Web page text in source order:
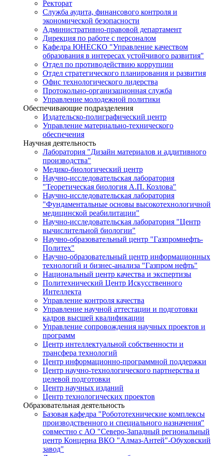
Ректорат
Служба аудита, финансового контроля и
экономической безопасности
Административно-правовой департамент
Дирекция по работе с персоналом
Кафедра ЮНЕСКО "Управление качеством
образования в интересах устойчивого развития"
Отдел по противодействию коррупции
Отдел стратегического планирования и развития
Офис технологического лидерства
Протокольно-организационная служба
Управление молодежной политики
Обеспечивающие подразделения
Издательско-полиграфический центр
Управление материально-технического
обеспечения
Научная деятельность
Лаборатория "Дизайн материалов и аддитивного
производства"
Медико-биологический центр
Научно-исследовательская лаборатория
"Теоретическая биология А.П. Козлова"
Научно-исследовательская лаборатория
"Фундаментальные основы высокотехнологичной
медицинской реабилитации"
Научно-исследовательская лаборатория "Центр
вычислительной биологии"
Научно-образовательный центр "Газпромнефть-
Политех"
Научно-образовательный центр информационных
технологий и бизнес-анализа "Газпром нефть"
Национальный центр качества и экспертизы
Политехнический Центр Искусственного
Интеллекта
Управление контроля качества
Управление научной аттестации и подготовки
кадров высшей квалификации
Управление сопровождения научных проектов и
программ
Центр интеллектуальной собственности и
трансфера технологий
Центр информационно-программной поддержки
Центр научно-технологического партнерства и
целевой подготовки
Центр научных изданий
Центр технологических проектов
Образовательная деятельность
Базовая кафедра "Робототехнические комплексы
производственного и специального назначения"
совместно с АО "Северо-Западный региональный
центр Концерна ВКО "Алмаз-Антей"-Обуховский
завод"